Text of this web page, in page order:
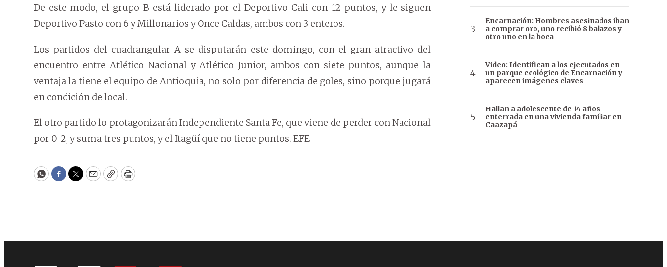
De este modo, el grupo B está liderado por el Deportivo Cali con 12 puntos, y le siguen
Deportivo Pasto con 6 y Millonarios y Once Caldas, ambos con 3 enteros.
Los partidos del cuadrangular A se disputarán este domingo, con el gran atractivo del
encuentro entre Atlético Nacional y Atlético Junior, ambos con siete puntos, aunque la
ventaja la tiene el equipo de Antioquia, no solo por diferencia de goles, sino porque jugará
en condición de local.
El otro partido lo protagonizarán Independiente Santa Fe, que viene de perder con Nacional
por 0-2, y suma tres puntos, y el Itagüí que no tiene puntos. EFE
WhatsApp
Facebook
Twitter
EmailCopyPrint
Encarnación: Hombres asesinados iban
a comprar oro, uno recibió 8 balazos y
otro uno en la boca
Video: Identifican a los ejecutados en
un parque ecológico de Encarnación y
aparecen imágenes claves
Hallan a adolescente de 14 años
enterrada en una vivienda familiar en
Caazapá